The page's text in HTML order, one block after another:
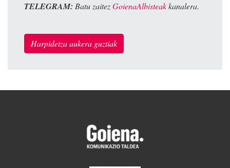
TELEGRAM: Batu zaitezGoienaAlbisteakkanalera.
Harpidetza aukera guztiak